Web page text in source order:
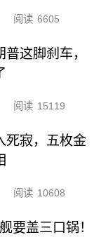
阅读 6605
这脚刹车，
阅读 15119
死寂，五枚金
阅读 10608
要盖三口锅！